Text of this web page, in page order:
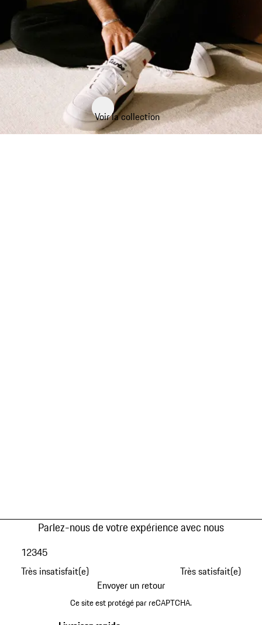
Voir la collection
Parlez-nous de votre expérience avec nous
Très insatisfait(e)
12345
Très satisfait(e)
Envoyer un retour
Ce site est protégé par reCAPTCHA.